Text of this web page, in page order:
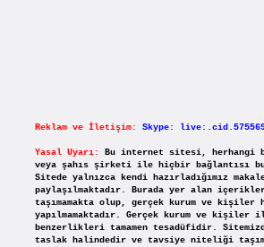
Reklam ve İletişim: Skype:
Yasal Uyarı:
Bu internet sitesi, herhangi
veya şahıs şirketi ile hiçbir bağlantısı
Sitede yalnızca kendi hazırladığımız
paylaşılmaktadır. Burada yer alan
taşımamakta olup, gerçek kurum ve kişiler
yapılmamaktadır. Gerçek kurum ve kişiler
benzerlikleri tamamen tesadüfidir.
taslak halindedir ve tavsiye niteliği